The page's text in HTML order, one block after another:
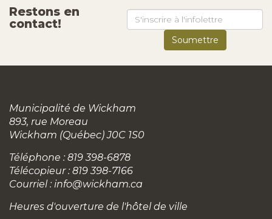
Restons en
contact!
Municipalité de Wickham
893, rue Moreau
Wickham (Québec) J0C 1S0
Téléphone : 819 398-6878
Télécopieur : 819 398-7166
Courriel : info@wickham.ca
Heures d'ouverture de l'hôtel de ville